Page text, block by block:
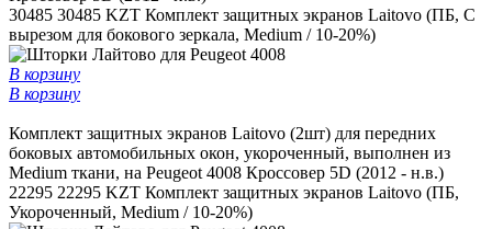
30485 30485 KZT Комплект защитных экранов Laitovo (ПБ, С
вырезом для бокового зеркала, Medium / 10-20%)
В корзину
В корзину
Комплект защитных экранов Laitovo (2шт) для передних
боковых автомобильных окон, укороченный, выполнен из
Medium ткани, на Peugeot 4008 Кроссовер 5D (2012 - н.в.)
22295 22295 KZT Комплект защитных экранов Laitovo (ПБ,
Укороченный, Medium / 10-20%)